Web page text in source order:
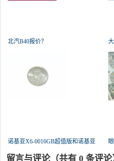
北汽B40报价？
诺基亚X6-0016GB超值版和诺基亚
e66
留言与评论（共有 0 条评论